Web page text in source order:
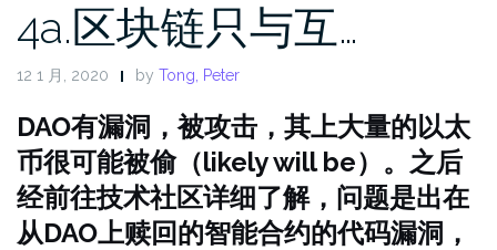
4a.区块链只与互…
12 1 月, 2020 by Tong, Peter
DAO有漏洞，被攻击，其上大量的以太
币很可能被偷（likely will be）。之后
经前往技术社区详细了解，问题是出在
从DAO上赎回的智能合约的代码漏洞，